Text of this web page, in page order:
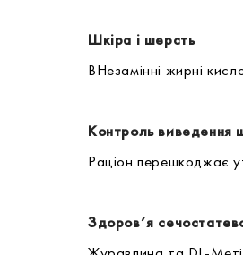
Шкіра і шерсть
ВНезамінні жирні
Контроль виведення
Раціон перешкоджає
Здоров’я